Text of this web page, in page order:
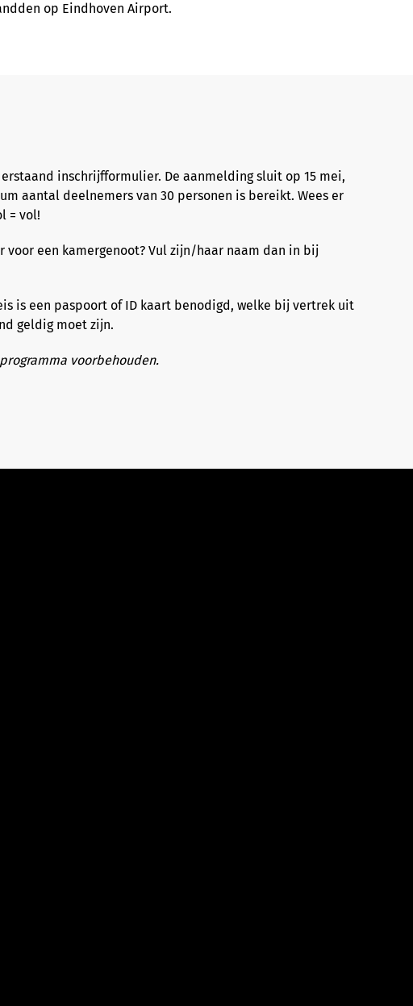
op Eindhoven Airport.
inschrijfformulier. De aanmelding sluit op 15 mei,
aantal deelnemers van 30 personen is bereikt. Wees er
= vol!
voor een kamergenoot? Vul zijn/haar naam dan in bij
is een paspoort of ID kaart benodigd, welke bij vertrek uit
geldig moet zijn.
voorbehouden.